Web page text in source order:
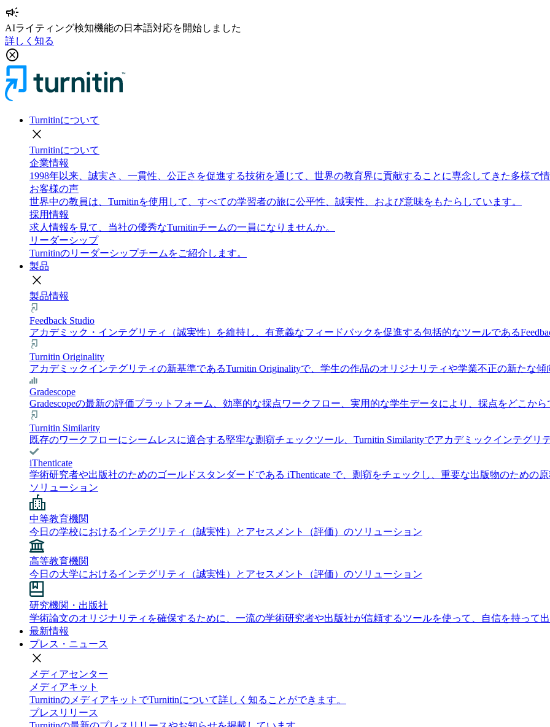
campaign
AIライティング検知機能の日本語対応を開始しました
詳しく知る
cancel
Turnitinについて
close
Turnitinについて
企業情報
1998年以来、誠実さ、一貫性、公正さを促進する技術を通じて、世界の教育界に貢献することに専念してきた多様で
お客様の声
世界中の教員は、Turnitinを使用して、すべての学習者の旅に公平性、誠実性、および意味をもたらしています。
採用情報
求人情報を見て、当社の優秀なTurnitinチームの一員になりませんか。
リーダーシップ
Turnitinのリーダーシップチームをご紹介します。
製品
close
製品情報
Feedback Studio
アカデミック・インテグリティ（誠実性）を維持し、有意義なフィードバックを促進する包括的なツールである
Turnitin Originality
アカデミックインテグリティの新基準であるTurnitin Originalityで、学生の作品のオリジナリティや学業不正の新たな傾
Gradescope
Gradescopeの最新の評価プラットフォーム、効率的な採点ワークフロー、実用的な学生データにより、採点をどこか
Turnitin Similarity
既存のワークフローにシームレスに適合する堅牢な剽窃チェックツール、Turnitin Similarityでアカデミックインテグリ
iThenticate
学術研究者や出版社のためのゴールドスタンダードである iThenticate で、剽窃をチェックし、重要な出版物のための原
ソリューション
中等教育機関
今日の学校におけるインテグリティ（誠実性）とアセスメント（評価）のソリューション
高等教育機関
今日の大学におけるインテグリティ（誠実性）とアセスメント（評価）のソリューション
研究機関・出版社
学術論文のオリジナリティを確保するために、一流の学術研究者や出版社が信頼するツールを使って、自信を持って
最新情報
プレス・ニュース
close
メディアセンター
メディアキット
TurnitinのメディアキットでTurnitinについて詳しく知ることができます。
プレスリリース